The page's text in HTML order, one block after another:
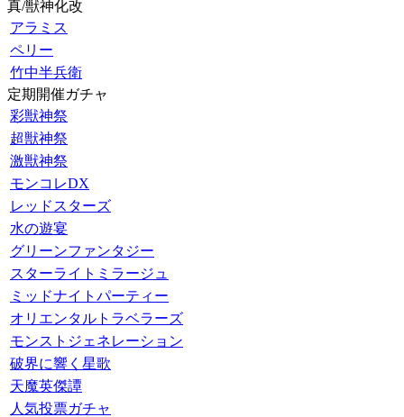
真/獣神化改
アラミス
ペリー
竹中半兵衛
定期開催ガチャ
彩獣神祭
超獣神祭
激獣神祭
モンコレDX
レッドスターズ
水の遊宴
グリーンファンタジー
スターライトミラージュ
ミッドナイトパーティー
オリエンタルトラベラーズ
モンストジェネレーション
破界に響く星歌
天魔英傑譚
人気投票ガチャ